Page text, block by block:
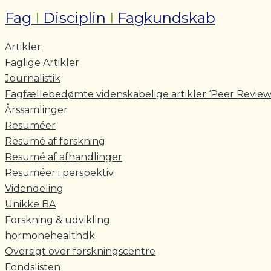
Fag I Disciplin I Fagkundskab
Artikler
Faglige Artikler
Journalistik
Fagfællebedømte videnskabelige artikler ‘Peer
Årssamlinger
Resuméer
Resumé af forskning
Resumé af afhandlinger
Resuméer i perspektiv
Videndeling
Unikke BA
Forskning & udvikling
hormonehealthdk
Oversigt over forskningscentre
Fondslisten